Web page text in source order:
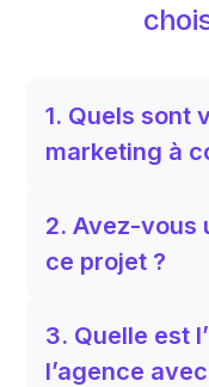
1. Quels sont
marketing à
2. Avez-vous
ce projet ?
3. Quelle est
l’agence